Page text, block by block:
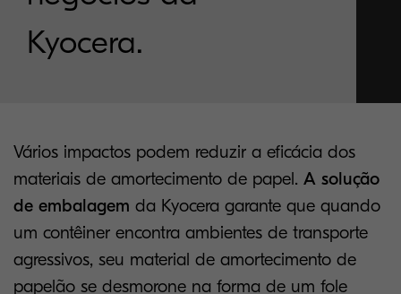
Kyocera.
Vários impactos podem reduzir a eficácia dos
materiais de amortecimento de papel. A solução
de embalagem da Kyocera garante que quando
um contêiner encontra ambientes de transporte
agressivos, seu material de amortecimento de
papelão se desmorone na forma de um fole